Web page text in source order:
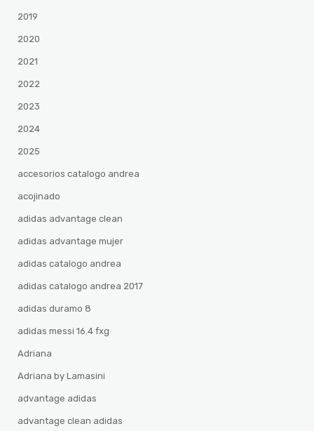
2019
2020
2021
2022
2023
2024
2025
accesorios catalogo andrea
acojinado
adidas advantage clean
adidas advantage mujer
adidas catalogo andrea
adidas catalogo andrea 2017
adidas duramo 8
adidas messi 16.4 fxg
Adriana
Adriana by Lamasini
advantage adidas
advantage clean adidas